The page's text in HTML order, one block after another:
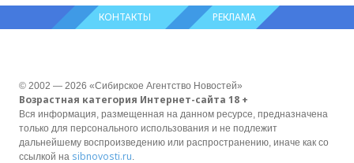
КОНТАКТЫ РЕКЛАМА
© 2002 — 2026 «Сибирское Агентство Новостей»
Возрастная категория Интернет-сайта 18 +
Вся информация, размещенная на данном ресурсе, предназначена
только для персонального использования и не подлежит
дальнейшему воспроизведению или распространению, иначе как со
ссылкой на sibnovosti.ru.